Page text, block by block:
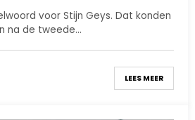
voor Stijn Geys. Dat konden
na de tweede…
LEES MEER